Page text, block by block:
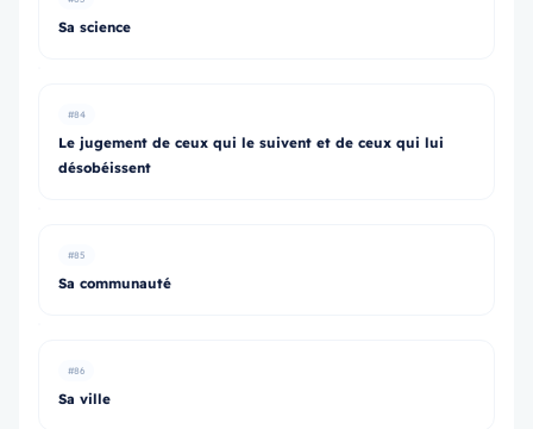
Sa science
#84
Le jugement de ceux qui le suivent et de ceux qui lui
désobéissent
#85
Sa communauté
#86
Sa ville